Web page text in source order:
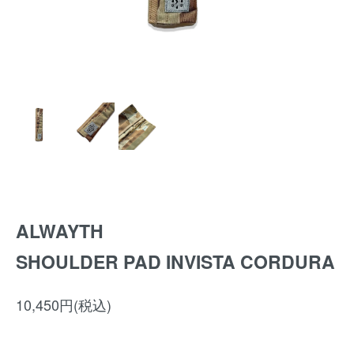
ALWAYTH
SHOULDER PAD INVISTA CORDURA
10,450円(税込)